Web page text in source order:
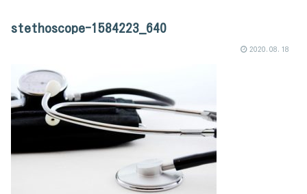
stethoscope-1584223_640
2020.08.18